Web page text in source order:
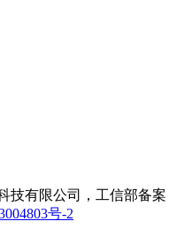
技有限公司，工信部备案
号-2